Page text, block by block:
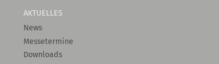
AKTUELLES
News
Messetermine
Downloads